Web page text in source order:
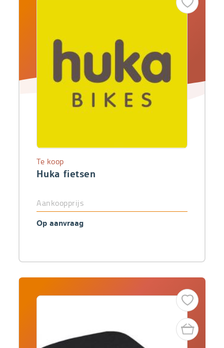
Huka fietsen
Te koop
Aankoopprijs
Op aanvraag